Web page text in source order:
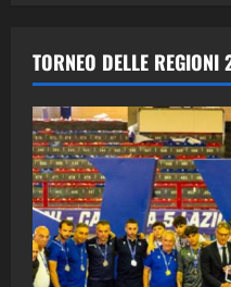
2
3 21/04/
TORNEO DELLE